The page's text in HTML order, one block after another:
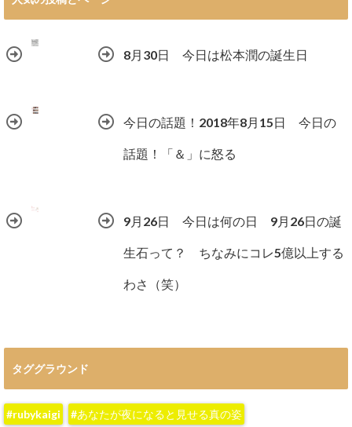
8月30日 今日は松本潤の誕生日
今日の話題！2018年8月15日 今日の
話題！「＆」に怒る
9月26日 今日は何の日 9月26日の誕
生石って？ ちなみにコレ5億以上する
わさ（笑）
タググラウンド
#rubykaigi #あなたが夜になると見せる真の姿